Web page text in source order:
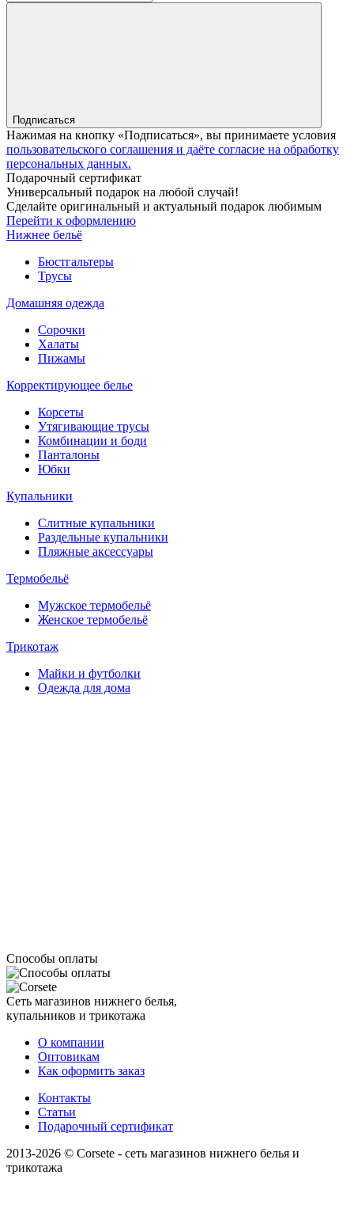
Подписаться
Нажимая на кнопку «Подписаться», вы принимаете условия
пользовательского соглашения и даёте согласие на обработку
персональных данных.
Подарочный сертификат
Универсальный подарок на любой случай!
Сделайте оригинальный и актуальный подарок любимым
Перейти к оформлению
Нижнее бельё
Бюстгальтеры
Трусы
Домашняя одежда
Сорочки
Халаты
Пижамы
Корректирующее белье
Корсеты
Утягивающие трусы
Комбинации и боди
Панталоны
Юбки
Купальники
Слитные купальники
Раздельные купальники
Пляжные аксессуары
Термобельё
Мужское термобельё
Женское термобельё
Трикотаж
Майки и футболки
Одежда для дома
Способы оплаты
Сеть магазинов нижнего белья,
купальников и трикотажа
О компании
Оптовикам
Как оформить заказ
Контакты
Статьи
Подарочный сертификат
2013-2026 © Corsete - сеть магазинов нижнего белья и
трикотажа